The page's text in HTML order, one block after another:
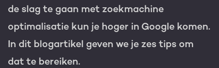
de slag te gaan met zoekmachine
optimalisatie kun je hoger in Google komen.
In dit blogartikel geven we je zes tips om
dat te bereiken.